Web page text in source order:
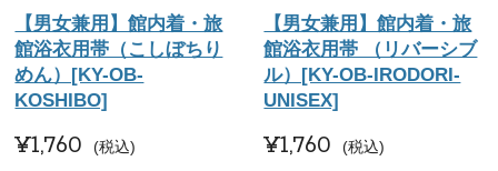
【男女兼用】館内着・旅
館浴衣用帯（こしぼちり
めん）[KY-OB-
KOSHIBO]
¥1,760 税込
【男女兼用】館内着・旅
館浴衣用帯 （リバーシブ
ル）[KY-OB-IRODORI-
UNISEX]
¥1,760 税込